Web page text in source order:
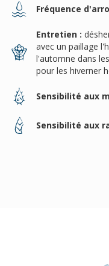
Fréquence
Entretien :
avec un paillage
l'automne dans
pour les hiverner
Sensibilité aux
Sensibilité aux